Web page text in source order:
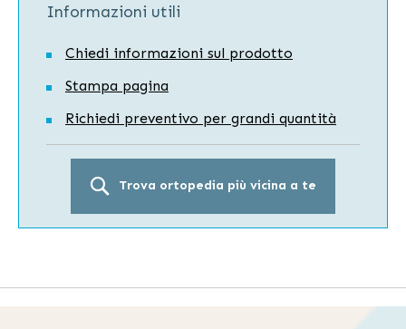
Informazioni utili
Chiedi informazioni sul prodotto
Stampa pagina
Richiedi preventivo per grandi quantità
Trova ortopedia più vicina a te